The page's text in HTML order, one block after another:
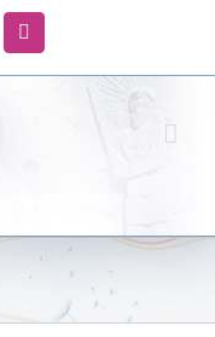
Instagram